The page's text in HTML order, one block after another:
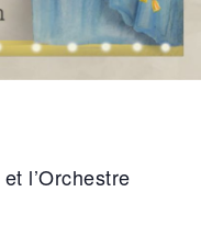
l’Orchestre